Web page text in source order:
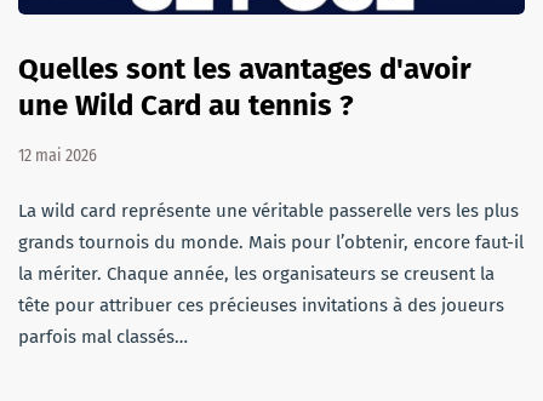
Quelles sont les avantages d'avoir
une Wild Card au tennis ?
12 mai 2026
La wild card représente une véritable passerelle vers les plus
grands tournois du monde. Mais pour l’obtenir, encore faut-il
la mériter. Chaque année, les organisateurs se creusent la
tête pour attribuer ces précieuses invitations à des joueurs
parfois mal classés…